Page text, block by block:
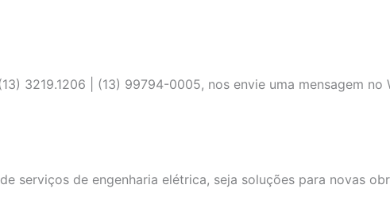
3219.1206 | (13) 99794-0005, nos envie uma mensagem no
serviços de engenharia elétrica, seja soluções para novas